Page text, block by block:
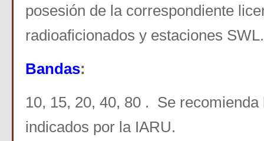
posesión de la correspondiente
radioaficionados y estaciones SWL.
Bandas:
10, 15, 20, 40, 80 . Se recomienda
indicados por la IARU.